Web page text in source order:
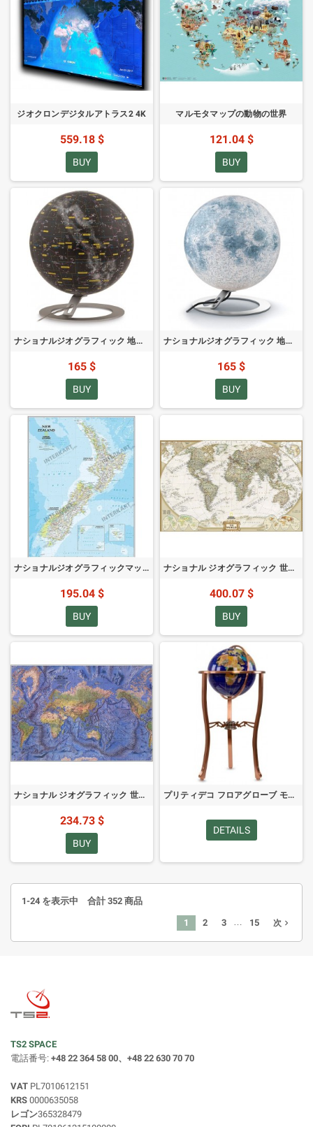
ジオクロンデジタルアトラス2 4K
559.18 $
BUY
マルモタマップの動物の世界
121.04 $
BUY
ナショナルジオグラフィック 地球儀 天空 30cm
165 $
BUY
ナショナルジオグラフィック 地球儀 月 30cm
165 $
BUY
ナショナルジオグラフィックマップ ニュージーランド (60 x 77 cm)
195.04 $
BUY
ナショナル ジオグラフィック 世界地図 アンティーク (185x122)
400.07 $
BUY
ナショナル ジオグラフィック 世界地図 物理 (116 x 77 cm)
234.73 $
BUY
プリティデコ フロアグローブ モンテズマ 33cm ブルー
DETAILS
1-24 を表示中 合計 352 商品
1 2 3 15 次 navigate_next
TS2 SPACE
電話番号: +48 22 364 58 00、+48 22 630 70 70
VAT PL7010612151
KRS 0000635058
レゴン365328479